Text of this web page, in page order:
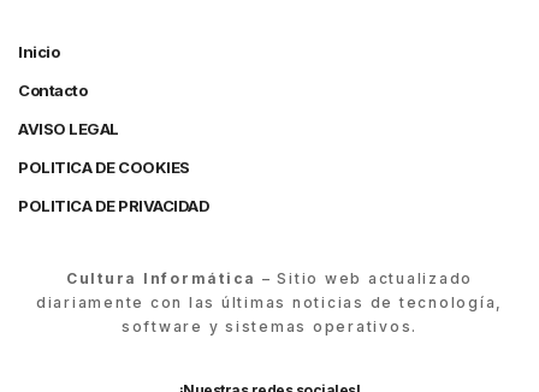
Inicio
Contacto
AVISO LEGAL
POLITICA DE COOKIES
POLITICA DE PRIVACIDAD
Cultura Informática – Sitio web actualizado
diariamente con las últimas noticias de tecnología,
software y sistemas operativos.